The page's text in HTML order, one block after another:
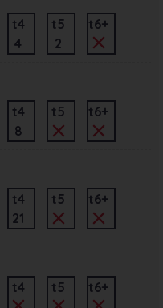
t4
4
t5
2
t6+
t4
8
t5 t6+
t4
21
t5 t6+
t4 t5 t6+